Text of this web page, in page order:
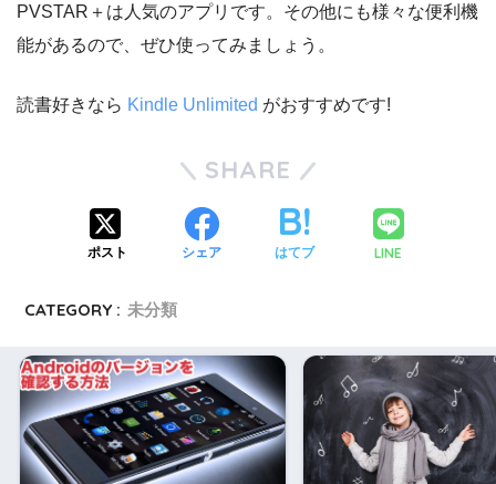
PVSTAR＋は人気のアプリです。その他にも様々な便利機
能があるので、ぜひ使ってみましょう。
読書好きなら Kindle Unlimited がおすすめです!
SHARE
ポスト シェア はてブ LINE
CATEGORY : 未分類